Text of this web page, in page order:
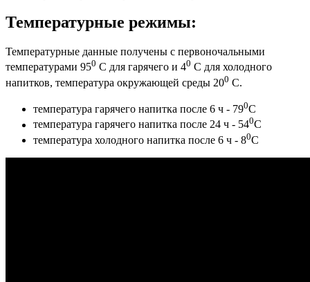
Температурные режимы:
Температурные данные получены с первоночальными
температурами 950 С для гарячего и 40 С для холодного
напитков, температура окружающей среды 200 С.
температура гарячего напитка после 6 ч - 790С
температура гарячего напитка после 24 ч - 540С
температура холодного напитка после 6 ч - 80С